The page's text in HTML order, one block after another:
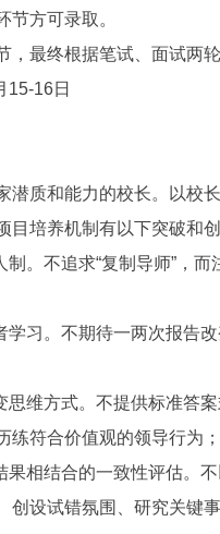
方可录取。
最终根据笔试、面试两轮
16日
和能力的校长。以校长
培养机制有以下突破和创
不追求“复制导师”，而
。不期待一两次报告改
方式。不提供标准答案
练符合价值观的领导行为；
结合的一致性评估。不
创设试错氛围、研究关键